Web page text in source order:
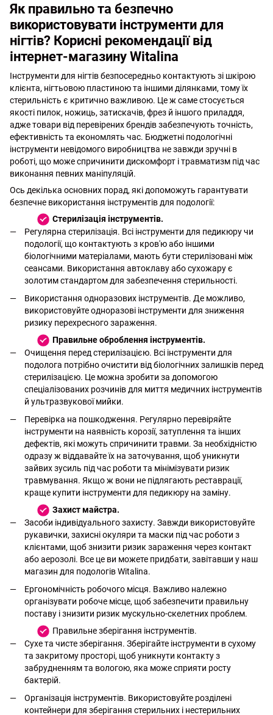
Як правильно та безпечно
використовувати інструменти для
нігтів? Корисні рекомендації від
інтернет-магазину Witalina
Інструменти для нігтів безпосередньо контактують зі шкірою
клієнта, нігтьовою пластиною та іншими ділянками, тому їх
стерильність є критично важливою. Це ж саме стосується
якості пилок, ножиць, затискачів, фрез й іншого приладдя,
адже товари від перевірених брендів забезпечують точність,
ефективність та економлять час. Бюджетні подологічні
інструменти невідомого виробництва не завжди зручні в
роботі, що може спричинити дискомфорт і травматизм під час
виконання певних маніпуляцій.
Ось декілька основних порад, які допоможуть гарантувати
безпечне використання інструментів для подології:
Стерилізація інструментів.
Регулярна стерилізація. Всі інструменти для педикюру чи
подології, що контактують з кров'ю або іншими
біологічними матеріалами, мають бути стерилізовані між
сеансами. Використання автоклаву або сухожару є
золотим стандартом для забезпечення стерильності.
Використання одноразових інструментів. Де можливо,
використовуйте одноразові інструменти для зниження
ризику перехресного зараження.
Правильне оброблення інструментів.
Очищення перед стерилізацією. Всі інструменти для
подолога потрібно очистити від біологічних залишків перед
стерилізацією. Це можна зробити за допомогою
спеціалізованих розчинів для миття медичних інструментів
й ультразвукової мийки.
Перевірка на пошкодження. Регулярно перевіряйте
інструменти на наявність корозії, затуплення та інших
дефектів, які можуть спричинити травми. За необхідністю
одразу ж віддавайте їх на заточування, щоб уникнути
зайвих зусиль під час роботи та мінімізувати ризик
травмування. Якщо ж вони не підлягають реставрації,
краще купити інструменти для педикюру на заміну.
Захист майстра.
Засоби індивідуального захисту. Завжди використовуйте
рукавички, захисні окуляри та маски під час роботи з
клієнтами, щоб знизити ризик зараження через контакт
або аерозолі. Все це ви можете придбати, завітавши у наш
магазин для подологів Witalina.
Ергономічність робочого місця. Важливо належно
організувати робоче місце, щоб забезпечити правильну
поставу і знизити ризик мускульно-скелетних проблем.
Правильне зберігання інструментів.
Сухе та чисте зберігання. Зберігайте інструменти в сухому
та закритому просторі, щоб уникнути контакту з
забрудненням та вологою, яка може сприяти росту
бактерій.
Організація інструментів. Використовуйте розділені
контейнери для зберігання стерильних і нестерильних